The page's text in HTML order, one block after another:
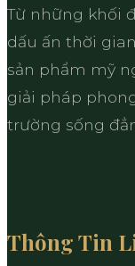
Từ những khối
dấu ấn thời
sản phẩm mỹ
giải pháp
trường sống
Thông Tin